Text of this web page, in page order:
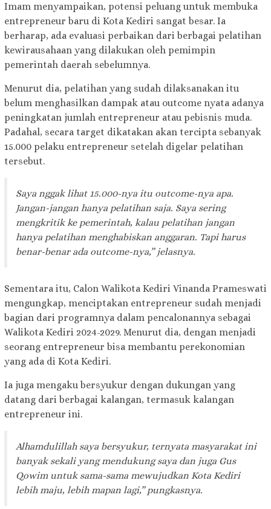
Imam menyampaikan, potensi peluang untuk membuka
entrepreneur baru di Kota Kediri sangat besar. Ia
berharap, ada evaluasi perbaikan dari berbagai pelatihan
kewirausahaan yang dilakukan oleh pemimpin
pemerintah daerah sebelumnya.
Menurut dia, pelatihan yang sudah dilaksanakan itu
belum menghasilkan dampak atau outcome nyata adanya
peningkatan jumlah entrepreneur atau pebisnis muda.
Padahal, secara target dikatakan akan tercipta sebanyak
15.000 pelaku entrepreneur setelah digelar pelatihan
tersebut.
Saya nggak lihat 15.000-nya itu outcome-nya apa.
Jangan-jangan hanya pelatihan saja. Saya sering
mengkritik ke pemerintah, kalau pelatihan jangan
hanya pelatihan menghabiskan anggaran. Tapi harus
benar-benar ada outcome-nya,” jelasnya.
Sementara itu, Calon Walikota Kediri Vinanda Prameswati
mengungkap, menciptakan entrepreneur sudah menjadi
bagian dari programnya dalam pencalonannya sebagai
Walikota Kediri 2024-2029. Menurut dia, dengan menjadi
seorang entrepreneur bisa membantu perekonomian
yang ada di Kota Kediri.
Ia juga mengaku bersyukur dengan dukungan yang
datang dari berbagai kalangan, termasuk kalangan
entrepreneur ini.
Alhamdulillah saya bersyukur, ternyata masyarakat ini
banyak sekali yang mendukung saya dan juga Gus
Qowim untuk sama-sama mewujudkan Kota Kediri
lebih maju, lebih mapan lagi,” pungkasnya.